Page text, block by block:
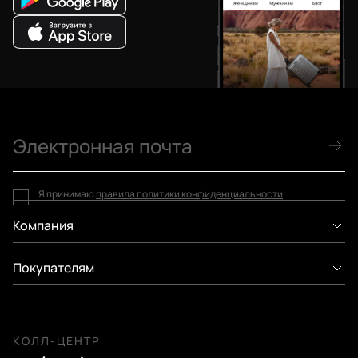
Компания
Покупателям
КОЛЛ-ЦЕНТР
Я принимаю правила политики конфиденциальности